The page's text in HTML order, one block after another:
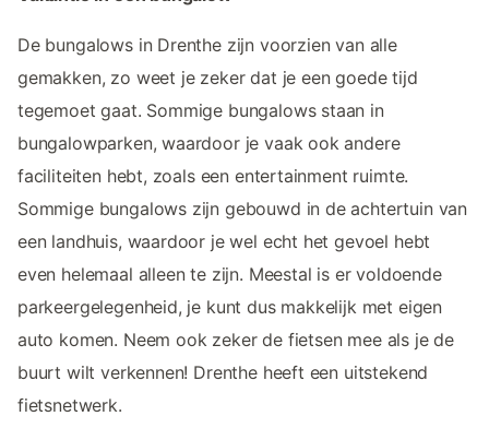
De bungalows in Drenthe zijn voorzien van alle
gemakken, zo weet je zeker dat je een goede tijd
tegemoet gaat. Sommige bungalows staan in
bungalowparken, waardoor je vaak ook andere
faciliteiten hebt, zoals een entertainment ruimte.
Sommige bungalows zijn gebouwd in de achtertuin van
een landhuis, waardoor je wel echt het gevoel hebt
even helemaal alleen te zijn. Meestal is er voldoende
parkeergelegenheid, je kunt dus makkelijk met eigen
auto komen. Neem ook zeker de fietsen mee als je de
buurt wilt verkennen! Drenthe heeft een uitstekend
fietsnetwerk.